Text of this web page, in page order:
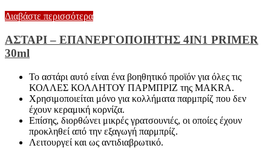
Διαβάστε περισσότερα
ΑΣΤΑΡΙ – ΕΠΑΝΕΡΓΟΠΟΙΗΤΗΣ 4IN1 PRIMER
30ml
Το αστάρι αυτό είναι ένα βοηθητικό προϊόν για όλες τις
ΚΟΛΛΕΣ ΚΟΛΛΗΤΟΥ ΠΑΡΜΠΡΙΖ της MAKRA.
Χρησιμοποιείται μόνο για κολλήματα παρμπρίζ που δεν
έχουν κεραμική κορνίζα.
Επίσης, διορθώνει μικρές γρατσουνιές, οι οποίες έχουν
προκληθεί από την εξαγωγή παρμπρίζ.
Λειτουργεί και ως αντιδιαβρωτικό.